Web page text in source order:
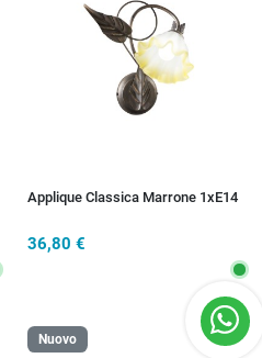
Applique Classica Marrone 1xE14
36,80 €
Nuovo